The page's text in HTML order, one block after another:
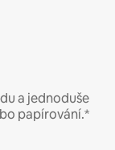
a jednoduše
papírování.*